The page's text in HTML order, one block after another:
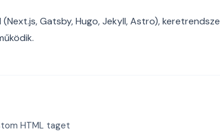
Gatsby, Hugo, Jekyll, Astro),
HTML taget